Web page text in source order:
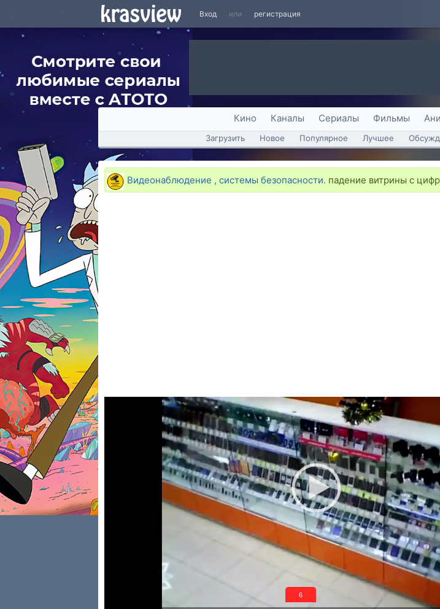
Вход или регистрация
Кино Каналы Сериалы Фильмы
Загрузить Новое Популярное Лучшее
Видеонаблюдение , системы безопасности. падение витрины с
6